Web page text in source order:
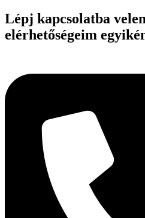
Lépj kapcsolatba
elérhetőségeim